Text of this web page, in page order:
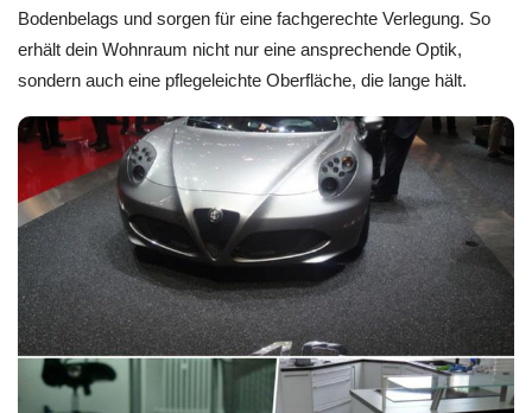
Bodenbelags und sorgen für eine fachgerechte Verlegung. So
erhält dein Wohnraum nicht nur eine ansprechende Optik,
sondern auch eine pflegeleichte Oberfläche, die lange hält.